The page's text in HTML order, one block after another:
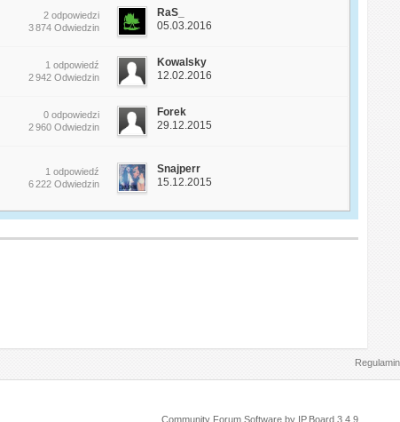
2 odpowiedzi
3 874 Odwiedzin
RaS_
05.03.2016
1 odpowiedź
2 942 Odwiedzin
Kowalsky
12.02.2016
0 odpowiedzi
2 960 Odwiedzin
Forek
29.12.2015
1 odpowiedź
6 222 Odwiedzin
Snajperr
15.12.2015
Regulamin
Community Forum Software by IP.Board 3.4.9